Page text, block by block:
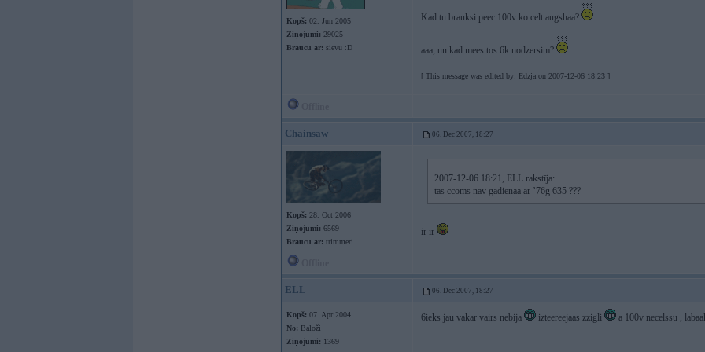
Kopš: 02. Jun 2005
Ziņojumi: 29025
Braucu ar: sievu :D
Kad tu brauksi peec 100v ko celt augshaa?
aaa, un kad mees tos 6k nodzersim?
[ This message was edited by: Edzja on 2007-12-06 18:23 ]
Chainsaw 06. Dec 2007, 18:27
Kopš: 28. Oct 2006
Ziņojumi: 6569
Braucu ar: trimmeri
2007-12-06 18:21, ELL rakstīja:
tas ccoms nav gadienaa ar ’76g 635 ???
ir ir
ELL 06. Dec 2007, 18:27
Kopš: 07. Apr 2004
No: Baloži
Ziņojumi: 1369
6ieks jau vakar vairs nebija izteereejaas zzigli a 100v necelssu ,